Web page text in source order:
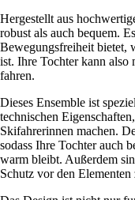
Hergestellt aus
robust als auch bequem.
Bewegungsfreiheit bietet,
ist. Ihre Tochter kann also
fahren.
Dieses Ensemble ist
technischen
Skifahrerinnen machen.
sodass Ihre Tochter auch
warm bleibt. Außerdem
Schutz vor den Elementen